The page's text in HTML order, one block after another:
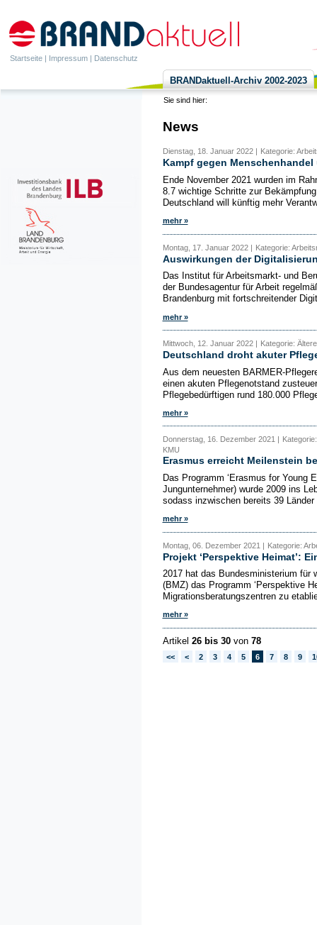
Startseite | Impressum | Datenschutz
BRANDaktuell-Archiv 2002-2023
Sie sind hier:
News
Dienstag, 18. Januar 2022 | Kategorie:
Kampf gegen
Ende November 2021 wurden im
8.7 wichtige Schritte zur
Deutschland will künftig mehr
mehr »
Montag, 17. Januar 2022 | Kategorie:
Auswirkungen der
Das Institut für Arbeitsmarkt- und
der Bundesagentur für Arbeit
Brandenburg mit fortschreitender
mehr »
Mittwoch, 12. Januar 2022 | Kategorie:
Deutschland droht akuter
Aus dem neuesten BARMER-
einen akuten Pflegenotstand
Pflegebedürftigen rund 180.000
mehr »
Donnerstag, 16. Dezember 2021 |
KMU
Erasmus erreicht Meilenstein
Das Programm ‘Erasmus for Young
Jungunternehmer) wurde 2009 ins
sodass inzwischen bereits 39
mehr »
Montag, 06. Dezember 2021 | Kategorie:
Projekt ‘Perspektive Heimat’:
2017 hat das Bundesministerium für
(BMZ) das Programm ‘Perspektive
Migrationsberatungszentren zu
mehr »
Artikel 26 bis 30von 78
<< < 2 3 4 5 6 7 8 9